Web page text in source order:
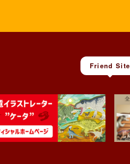
Friend Site